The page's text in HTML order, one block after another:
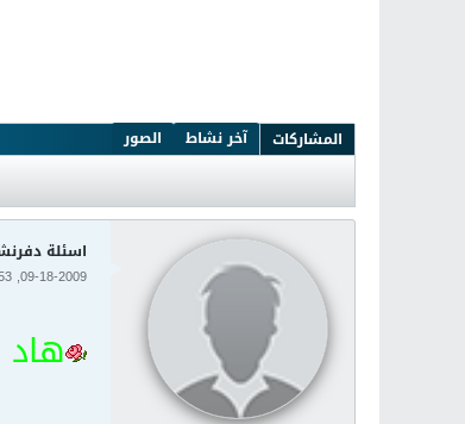
المشاركات آخر نشاط الصور
اسئلة
09-18-2009, 11:53 AM